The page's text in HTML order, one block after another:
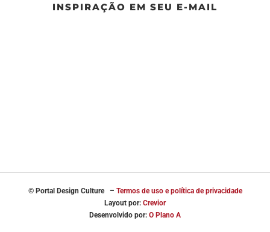
INSPIRAÇÃO EM SEU E-MAIL
© Portal Design Culture – Termos de uso e política de privacidade
Layout por: Crevior
Desenvolvido por: O Plano A